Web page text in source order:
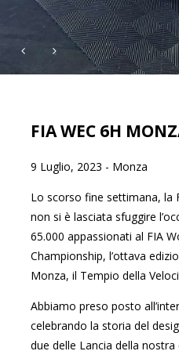
FIA WEC 6H
9 Luglio, 2023 - Monza
Lo scorso fine settimana, la
non si è lasciata sfuggire
65.000 appassionati al FIA
Championship, l’ottava
Monza, il Tempio della
Abbiamo preso posto
celebrando la storia del
due delle Lancia della nostra